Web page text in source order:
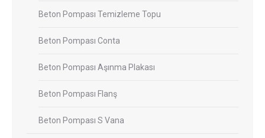
Beton Pompası Temizleme Topu
Beton Pompası Conta
Beton Pompası Aşınma Plakası
Beton Pompası Flanş
Beton Pompası S Vana